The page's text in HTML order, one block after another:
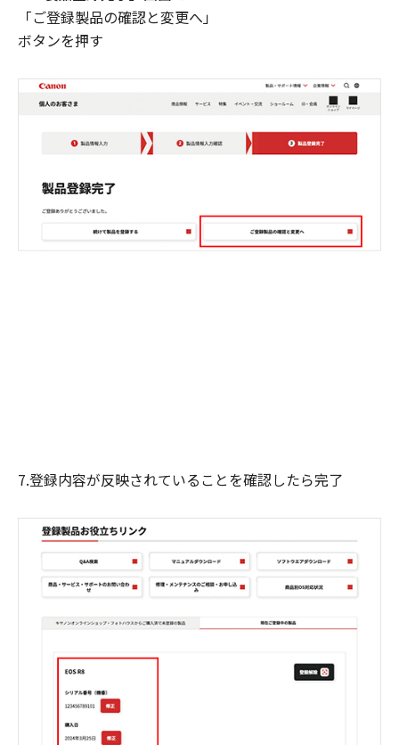
「ご登録製品の確認と変更へ」
ボタンを押す
7.登録内容が反映されていることを確認したら完了